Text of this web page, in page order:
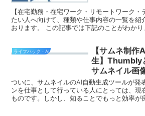
【在宅勤務・在宅ワーク・リモートワーク
たい人へ向けて、種類や仕事内容の一覧を紹
おります。 この記事では下記のことがわかり
ライフハック・AI
【サムネ制
生】Thumbly
サムネイル画
ついに、サムネイルのAI自動生成ツールが発
ンを仕事として行っている人にとっては、現
ものです。しかし、知ることでもっと効率が